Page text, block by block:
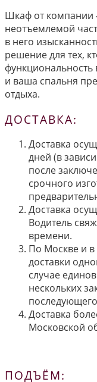
Шкаф от компании
неотъемлемой
в него
решение для тех,
и ваша спальня
отдыха.
ДОСТАВКА:
Доставка
дней (в
после
срочного
Доставка
Водитель
времени.
По Москве и в
доставки
случае
нескольких
Доставка
Московской
ПОДЪЁМ: